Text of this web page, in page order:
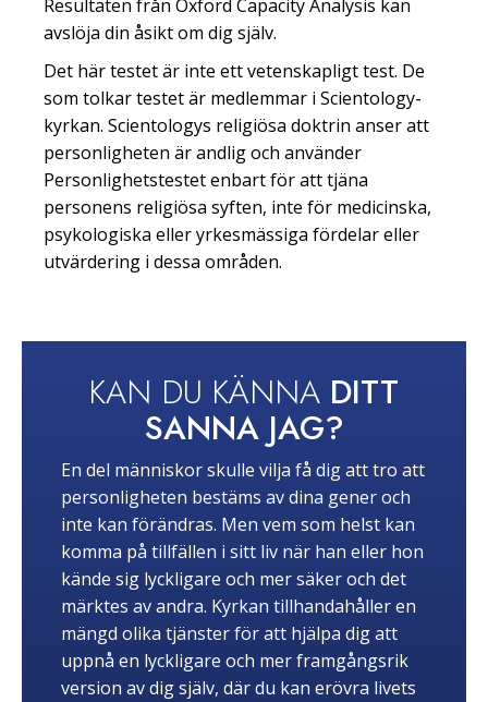
Resultaten från Oxford Capacity Analysis kan
avslöja din åsikt om dig själv.
Det här testet är inte ett vetenskapligt test. De
som tolkar testet är medlemmar i Scientology-
kyrkan. Scientologys religiösa doktrin anser att
personligheten är andlig och använder
Personlighetstestet enbart för att tjäna
personens religiösa syften, inte för medicinska,
psykologiska eller yrkesmässiga fördelar eller
utvärdering i dessa områden.
KAN DU KÄNNA DITT
SANNA JAG?
En del människor skulle vilja få dig att tro att
personligheten bestäms av dina gener och
inte kan förändras. Men vem som helst kan
komma på tillfällen i sitt liv när han eller hon
kände sig lyckligare och mer säker och det
märktes av andra. Kyrkan tillhandahåller en
mängd olika tjänster för att hjälpa dig att
uppnå en lyckligare och mer framgångsrik
version av dig själv, där du kan erövra livets